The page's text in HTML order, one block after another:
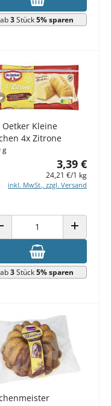
ab3Stück5% sparen
Oetker Kleine
4x Zitrone
g
3,39 €
24,21 €/1 kg
inkl. MwSt., zzgl. Versand
VERRINGERN ANZAHL
ab3Stück5% sparen